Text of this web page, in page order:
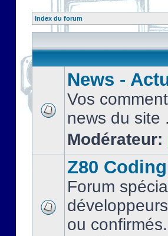
Index du forum
News -
Vos
news du site
Modérateur:
Z80 Coding
Forum
ou confirmés.